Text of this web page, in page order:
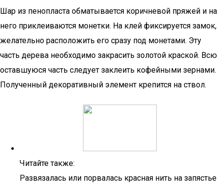
Шар из пенопласта обматывается коричневой пряжей и на
него приклеиваются монетки. На клей фиксируется замок,
желательно расположить его сразу под монетами. Эту
часть дерева необходимо закрасить золотой краской. Всю
оставшуюся часть следует заклеить кофейными зернами.
Полученный декоративный элемент крепится на ствол.
Читайте также:
Развязалась или порвалась красная нить на запястье